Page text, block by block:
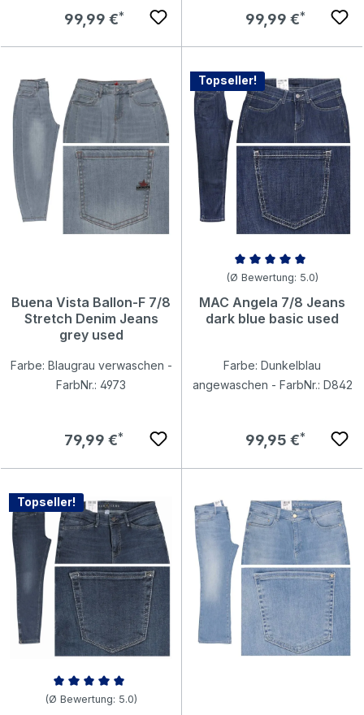
Regulärer Preis:
99,99 € Regulärer Preis:
99,99 €
Buena Vista Ballon-F 7/8
Stretch Denim Jeans
grey used
Farbe: Blaugrau verwaschen -
FarbNr.: 4973
Regulärer Preis:
79,99 €
Topseller!
Durchschnittliche Bewertung
(Ø Bewertung: 5.0)
MAC Angela 7/8 Jeans
dark blue basic used
Farbe: Dunkelblau
angewaschen - FarbNr.: D842
Regulärer Preis:
99,95 €
Topseller!
Durchschnittliche Bewertung von 5 von 5 Sternen
(Ø Bewertung: 5.0)